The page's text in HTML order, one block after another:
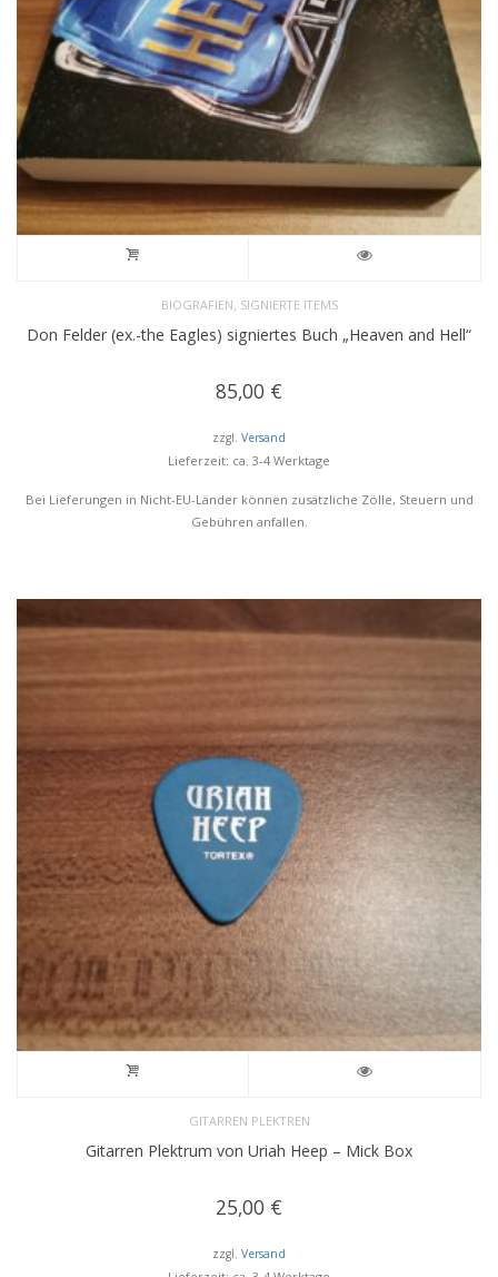
BIOGRAFIEN SIGNIERTE ITEMS
Don Felder (ex.-the Eagles) signiertes Buch „Heaven and Hell“
85,00 €
zzgl. Versand
Lieferzeit: ca. 3-4 Werktage
Bei Lieferungen in Nicht-EU-Länder können zusätzliche Zölle, Steuern und
Gebühren anfallen.
GITARREN PLEKTREN
Gitarren Plektrum von Uriah Heep – Mick Box
25,00 €
zzgl. Versand